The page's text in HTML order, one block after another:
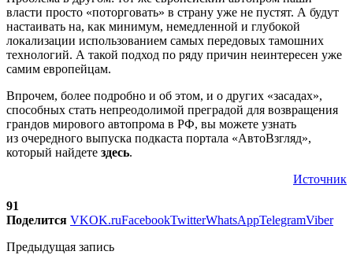
власти просто «поторговать» в страну уже не пустят. А будут
настаивать на, как минимум, немедленной и глубокой
локализации использованием самых передовых тамошних
технологий. А такой подход по ряду причин неинтересен уже
самим европейцам.
Впрочем, более подробно и об этом, и о других «засадах»,
способных стать непреодолимой преградой для возвращения
грандов мирового автопрома в РФ, вы можете узнать
из очередного выпуска подкаста портала «АвтоВзгляд»,
который найдете здесь.
Источник
91
Поделится VKOK.ruFacebookTwitterWhatsAppTelegramViber
Предыдущая запись